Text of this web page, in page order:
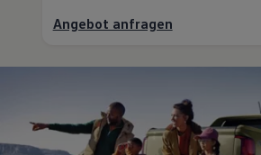
Angebot anfragen